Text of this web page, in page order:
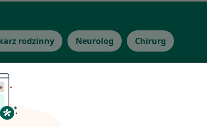
rodzinny Neurolog Chirurg